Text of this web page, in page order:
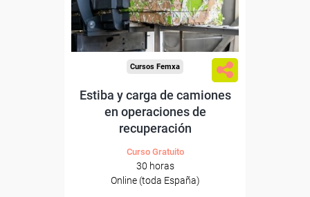
Sector
-Mediambiente.
Cursos Femxa
Estiba y carga de camiones
en operaciones de
recuperación
Curso Gratuito
30 horas
Online (toda España)